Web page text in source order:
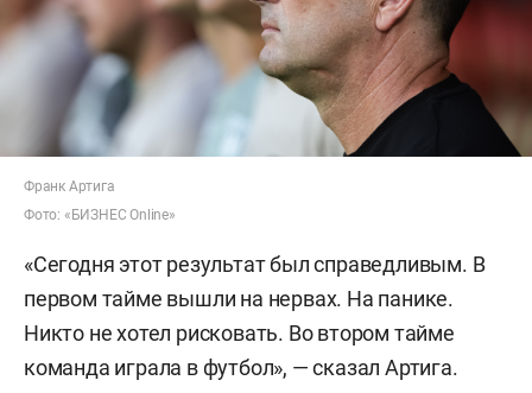
Франк Артига
Фото: «БИЗНЕС Online»
«Сегодня этот результат был справедливым. В
первом тайме вышли на нервах. На панике.
Никто не хотел рисковать. Во втором тайме
команда играла в футбол», — сказал Артига.